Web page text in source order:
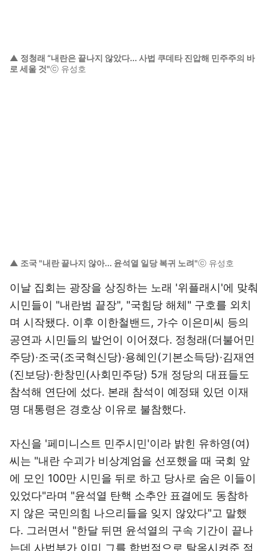
▲ 정청래 “내란은 끝나지 않았다... 사법 쿠데타 진압해 민주주의 바
로 세울 것"ⓒ 유성호
▲ 조국 "내란 끝나지 않아... 윤석열 일당 복귀 노려"ⓒ 유성호
이날 집회는 광장을 상징하는 노래 '위플래시'에 맞춰
시민들이 "내란범 끝장", "국힘당 해체" 구호를 외치
며 시작됐다. 이후 이한철밴드, 가수 이은미씨 등의
공연과 시민들의 발언이 이어졌다. 정청래(더불어민
주당)·조국(조국혁신당)·용혜인(기본소득당)·김재연
(진보당)·한창민(사회민주당) 5개 정당의 대표들도
참석해 연단에 섰다. 본래 참석이 예정돼 있던 이재
명 대통령은 경호상 이유로 불참했다.
자신을 '페미니스트 민주시민'이라 밝힌 유하영(여)
씨는 "내란 수괴가 비상계엄을 선포했을 때 국회 앞
에 모인 100만 시민을 뒤로 하고 당사로 숨은 이들이
있었다"라며 "윤석열 탄핵 소추안 표결에도 동참하
지 않은 국민의힘 나으리들을 잊지 않았다"고 말했
다. 그러면서 "한달 뒤면 윤석열의 구속 기간이 끝나
는데 사법부가 이미 그를 합법적으로 탈옥시켜준 적